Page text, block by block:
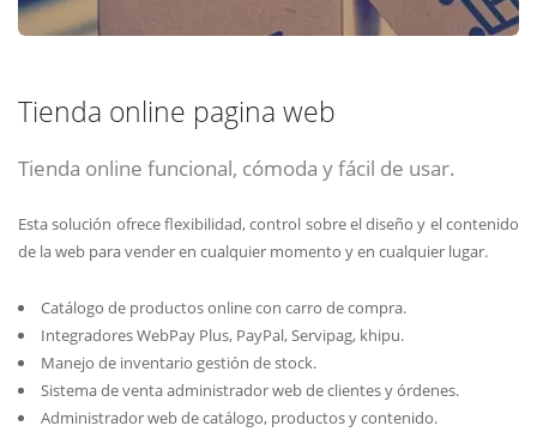
Tienda online pagina web
Tienda online funcional, cómoda y fácil de usar.
Esta solución ofrece flexibilidad, control sobre el diseño y el contenido
de la web para vender en cualquier momento y en cualquier lugar.
Catálogo de productos online con carro de compra.
Integradores WebPay Plus, PayPal, Servipag, khipu.
Manejo de inventario gestión de stock.
Sistema de venta administrador web de clientes y órdenes.
Administrador web de catálogo, productos y contenido.